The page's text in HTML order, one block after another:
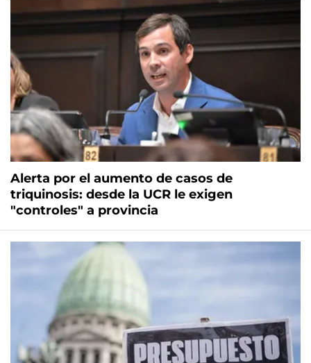
Alerta por el aumento de casos de
triquinosis: desde la UCR le exigen
"controles" a provincia